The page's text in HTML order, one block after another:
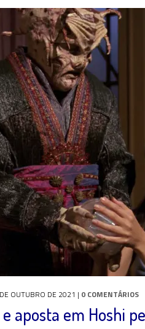
VIVO | STAR TREK: STRANGE NEW WORLDS –
DE STRANGE NEW WORLDS ENCARA O FIM DE
JORNADAS | QUATRO EPISÓDIOS DE
JORNADAS | SEIS EPISÓDIOS DE STAR TREK
OUTUBRO DE 2021 | 0 COMENTÁRIOS
aposta em Hoshi